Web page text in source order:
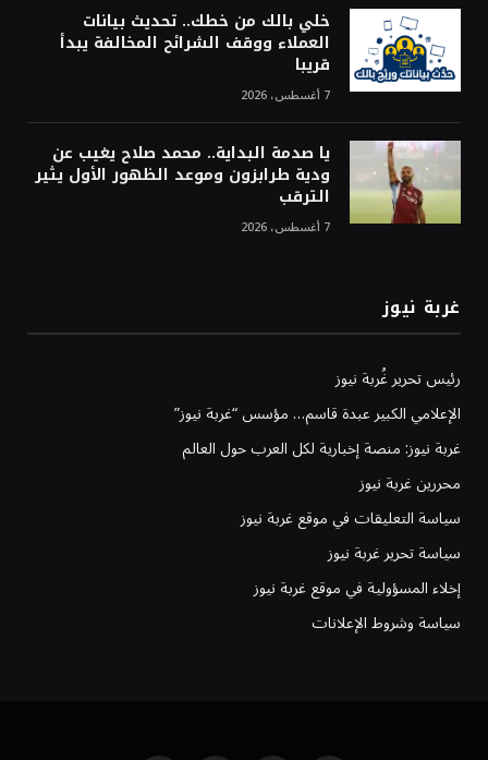
خلي بالك من خطك.. تحديث بيانات
العملاء ووقف الشرائح المخالفة يبدأ
قريبا
7 أغسطس، 2026
يا صدمة البداية.. محمد صلاح يغيب عن
ودية طرابزون وموعد الظهور الأول يثير
الترقب
7 أغسطس، 2026
غربة نيوز
رئيس تحرير غُربة نيوز
الإعلامي الكبير عبدة قاسم… مؤسس “غربة نيوز”
غربة نيوز: منصة إخبارية لكل العرب حول العالم
محررين غربة نيوز
سياسة التعليقات في موقع غربة نيوز
سياسة تحرير غربة نيوز
إخلاء المسؤولية في موقع غربة نيوز
سياسة وشروط الإعلانات